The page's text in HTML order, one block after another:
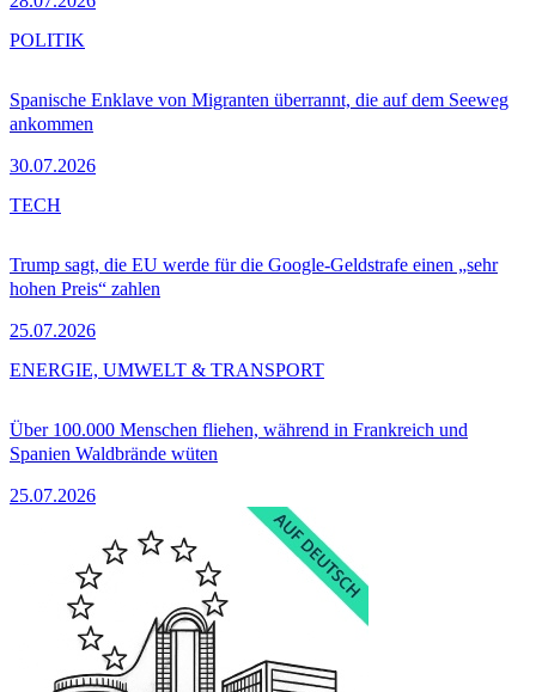
Spanische Enklave von Migranten überrannt, die auf dem Seeweg
ankommen
30.07.2026
POLITIK
Trump sagt, die EU werde für die Google-Geldstrafe einen „sehr
hohen Preis“ zahlen
25.07.2026
TECH
Über 100.000 Menschen fliehen, während in Frankreich und
Spanien Waldbrände wüten
25.07.2026
ENERGIE, UMWELT & TRANSPORT